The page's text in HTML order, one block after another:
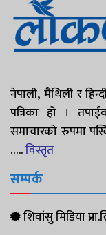
नेपाली, मैथिली र
पत्रिका हो ।
समाचारको रुपमा
…..विस्तृत
सम्पर्क
शिवांसु मिडिया